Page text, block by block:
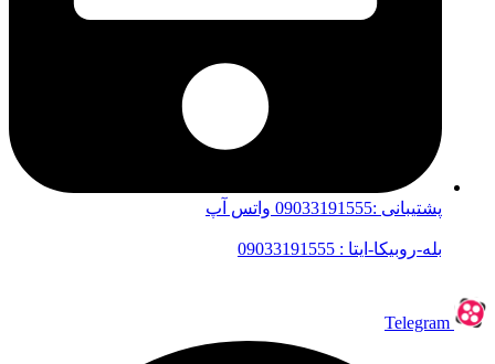
پشتیبانی :09033191555 واتس آپ
بله-روبیکا-ایتا : 09033191555
Telegram